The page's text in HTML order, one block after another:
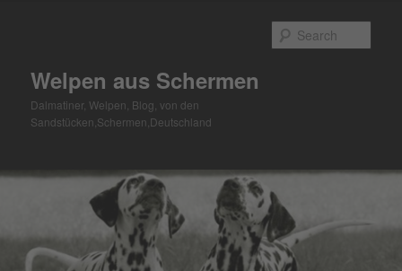
Welpen aus Schermen
Dalmatiner, Welpen, Blog, von den
Sandstücken,Schermen,Deutschland